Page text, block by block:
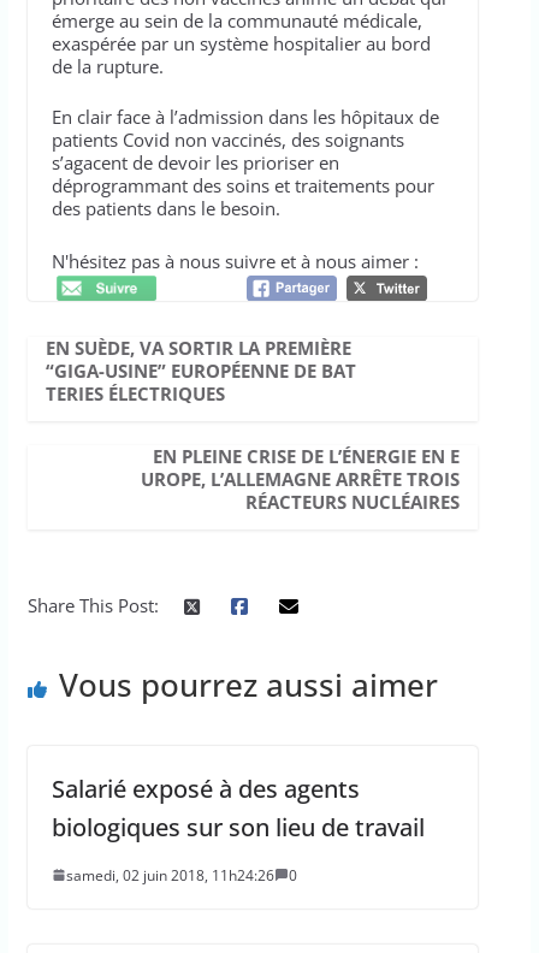
émerge au sein de la communauté médicale,
exaspérée par un système hospitalier au bord
de la rupture.
En clair face à l’admission dans les hôpitaux de
patients Covid non vaccinés, des soignants
s’agacent de devoir les prioriser en
déprogrammant des soins et traitements pour
des patients dans le besoin.
N'hésitez pas à nous suivre et à nous aimer :
EN SUÈDE, VA SORTIR LA PREMIÈRE
“GIGA-USINE” EUROPÉENNE DE BAT
TERIES ÉLECTRIQUES
EN PLEINE CRISE DE L’ÉNERGIE EN E
UROPE, L’ALLEMAGNE ARRÊTE TROIS
RÉACTEURS NUCLÉAIRES
Share This Post:
Vous pourrez aussi aimer
Salarié exposé à des agents
biologiques sur son lieu de travail
samedi, 02 juin 2018, 11h24:26 0